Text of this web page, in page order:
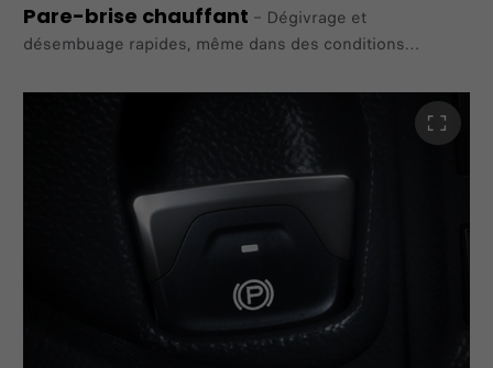
Pare-brise chauffant – Dégivrage et
désembuage rapides, même dans des conditions